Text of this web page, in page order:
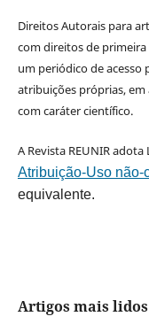
Direitos Autorais para
com direitos de
um periódico de
atribuições próprias, em
com caráter científico.
A Revista REUNIR adota
Atribuição-Uso não-
equivalente.
Artigos mais